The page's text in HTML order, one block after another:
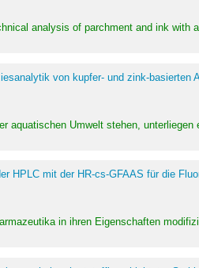
analysis of parchment and ink
von kupfer- und zink-basierten
aquatischen Umwelt stehen,
HPLC mit der HR-cs-GFAAS für die
in ihren Eigenschaften